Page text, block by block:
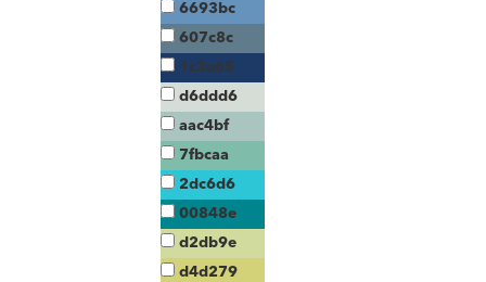
6693bc
607c8c
1c3a65
d6ddd6
aac4bf
7fbcaa
2dc6d6
00848e
d2db9e
d4d279